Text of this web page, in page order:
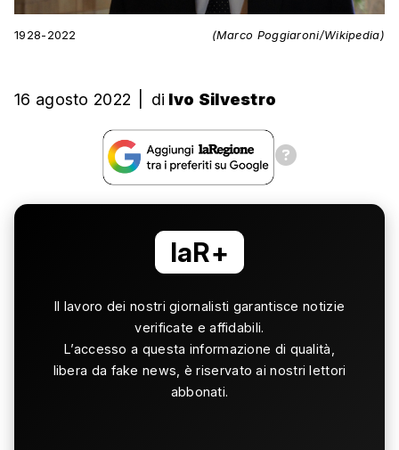
1928-2022 (Marco Poggiaroni/Wikipedia)
16 agosto 2022 di Ivo Silvestro
laR+
Il lavoro dei nostri giornalisti garantisce notizie
verificate e affidabili.
L’accesso a questa informazione di qualità,
libera da fake news, è riservato ai nostri lettori
abbonati.